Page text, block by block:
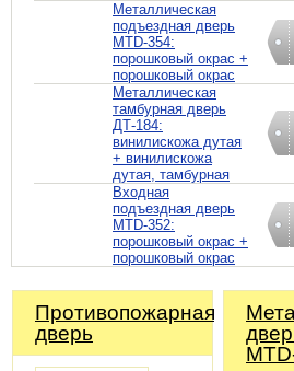
Металлическая
подъездная дверь
MTD-354:
порошковый окрас +
порошковый окрас
Металлическая
тамбурная дверь
ДТ-184:
винилискожа дутая
+ винилискожа
дутая, тамбурная
Входная
подъездная дверь
MTD-352:
порошковый окрас +
порошковый окрас
Противопожарная
дверь